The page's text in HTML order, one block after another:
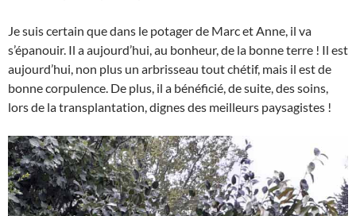
Je suis certain que dans le potager de Marc et Anne, il va
s’épanouir. Il a aujourd’hui, au bonheur, de la bonne terre ! Il est
aujourd’hui, non plus un arbrisseau tout chétif, mais il est de
bonne corpulence. De plus, il a bénéficié, de suite, des soins,
lors de la transplantation, dignes des meilleurs paysagistes !